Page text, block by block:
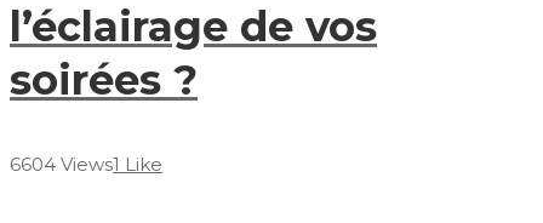
l’éclairage de vos
soirées ?
6604 Views1 Like